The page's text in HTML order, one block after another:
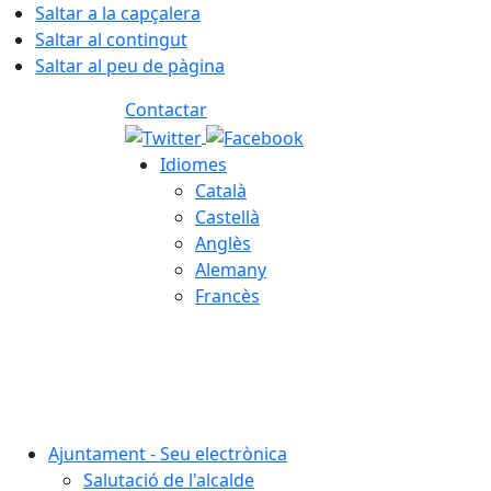
Saltar a la capçalera
Saltar al contingut
Saltar al peu de pàgina
Contactar
Idiomes
Català
Castellà
Anglès
Alemany
Francès
Ajuntament - Seu electrònica
Salutació de l'alcalde